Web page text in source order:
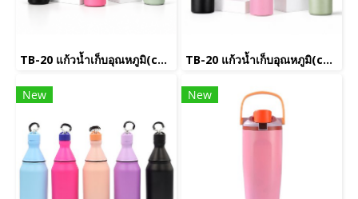
TB-20 แก้วน้ำเก็บอุณหภูมิ(copy)(copy)(copy)(copy)(copy)(copy)(copy)(copy)(copy)(copy)(copy)(copy)(copy)(copy) TB-20 แก้วน้ำเก็บอุณหภูมิ(copy)(copy)(copy)(copy)(copy)(copy)(copy)(copy)(copy)(copy)(copy)(copy)
New New